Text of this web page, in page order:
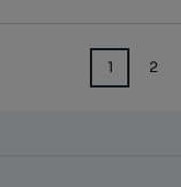
1 2